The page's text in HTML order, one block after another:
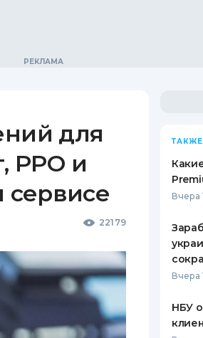
для
РРО и
сервисе
22179
Вчера
Вчера
НБУ